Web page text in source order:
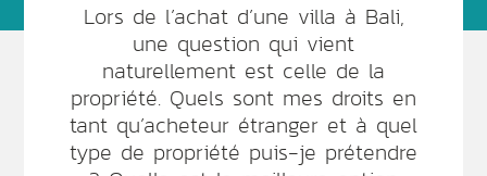
Lors de l’achat d’une villa à Bali,
une question qui vient
naturellement est celle de la
propriété. Quels sont mes droits en
tant qu’acheteur étranger et à quel
type de propriété puis-je prétendre